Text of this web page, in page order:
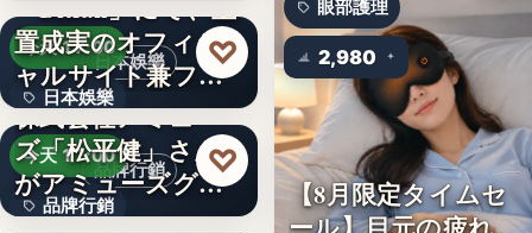
日本娛樂
今天 17:00
日本娛樂
730円
「Bitfan」にて、玉
置成実のオフィシ
ャルサイト兼フ
ァ…
♡
品牌行銷
今天 17:00
品牌行銷
株式会社アミュー
ズ「松平健」さん
がアミューズグル
ープ ス…
♡
「社長に買われる
眼部護理
2,980
【8月限定タイムセ